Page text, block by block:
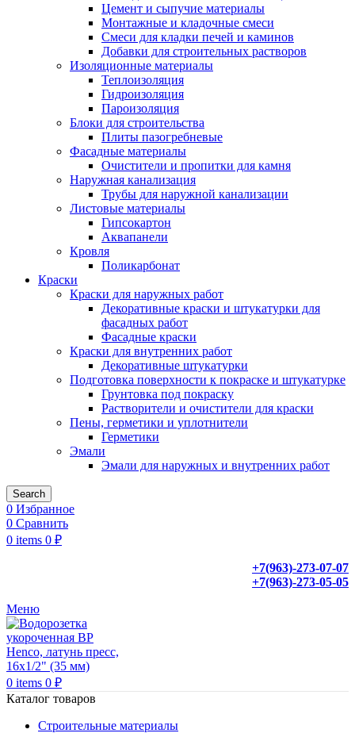
Цемент и сыпучие материалы
Монтажные и кладочные смеси
Смеси для кладки печей и каминов
Добавки для строительных растворов
Изоляционные материалы
Теплоизоляция
Гидроизоляция
Пароизоляция
Блоки для строительства
Плиты пазогребневые
Фасадные материалы
Очистители и пропитки для камня
Наружная канализация
Трубы для наружной канализации
Листовые материалы
Гипсокартон
Аквапанели
Кровля
Поликарбонат
Краски
Краски для наружных работ
Декоративные краски и штукатурки для
фасадных работ
Фасадные краски
Краски для внутренних работ
Декоративные штукатурки
Подготовка поверхности к покраске и штукатурке
Грунтовка под покраску
Растворители и очистители для краски
Пены, герметики и уплотнители
Герметики
Эмали
Эмали для наружных и внутренних работ
Search
0 Избранное
0 Сравнить
0 items 0 ₽
+7(963)-273-07-07
+7(963)-273-05-05
Меню
0 items 0 ₽
Каталог товаров
Строительные материалы